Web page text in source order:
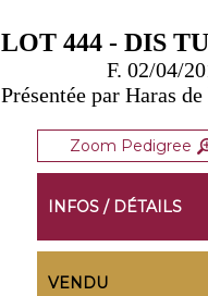
LOT 444 - DIS
F. 02/04/
Présentée par Haras
Zoom Pedigree
INFOS / DÉTAILS
VENDU